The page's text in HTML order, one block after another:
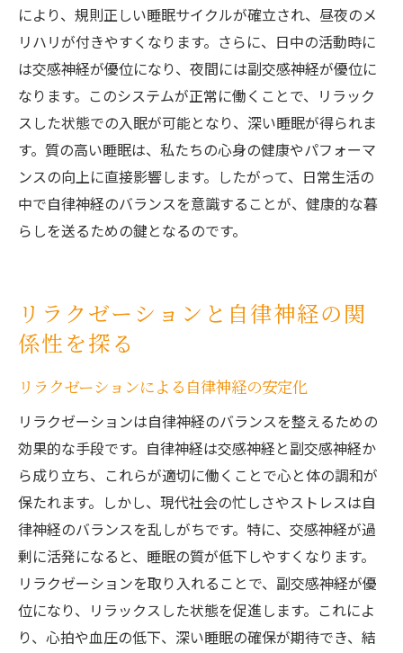
により、規則正しい睡眠サイクルが確立され、昼夜のメ
リハリが付きやすくなります。さらに、日中の活動時に
は交感神経が優位になり、夜間には副交感神経が優位に
なります。このシステムが正常に働くことで、リラック
スした状態での入眠が可能となり、深い睡眠が得られま
す。質の高い睡眠は、私たちの心身の健康やパフォーマ
ンスの向上に直接影響します。したがって、日常生活の
中で自律神経のバランスを意識することが、健康的な暮
らしを送るための鍵となるのです。
リラクゼーションと自律神経の関
係性を探る
リラクゼーションによる自律神経の安定化
リラクゼーションは自律神経のバランスを整えるための
効果的な手段です。自律神経は交感神経と副交感神経か
ら成り立ち、これらが適切に働くことで心と体の調和が
保たれます。しかし、現代社会の忙しさやストレスは自
律神経のバランスを乱しがちです。特に、交感神経が過
剰に活発になると、睡眠の質が低下しやすくなります。
リラクゼーションを取り入れることで、副交感神経が優
位になり、リラックスした状態を促進します。これによ
り、心拍や血圧の低下、深い睡眠の確保が期待でき、結